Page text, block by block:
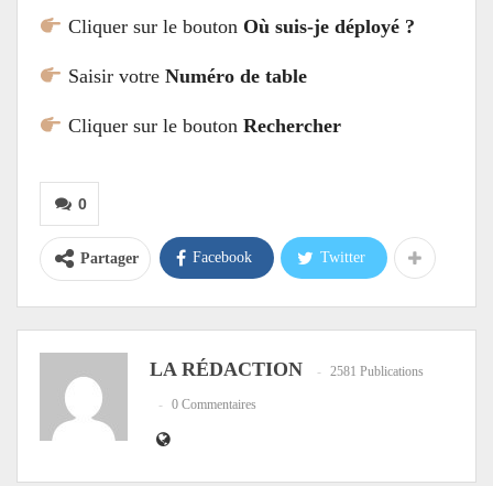
Cliquer sur le bouton Où suis-je déployé ?
Saisir votre Numéro de table
Cliquer sur le bouton Rechercher
0
Partager Facebook Twitter
LA RÉDACTION 2581 Publications
0 Commentaires